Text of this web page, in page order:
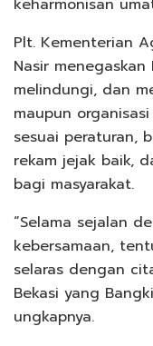
Plt. Kementerian
Nasir
melindungi, dan
maupun
sesuai peraturan,
rekam jejak baik,
bagi masyarakat.
“Selama sejalan
kebersamaan,
selaras dengan
Bekasi yang
ungkapnya.